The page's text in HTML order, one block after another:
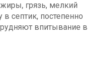
грязь, мелкий
септик, постепенно
впитывание в